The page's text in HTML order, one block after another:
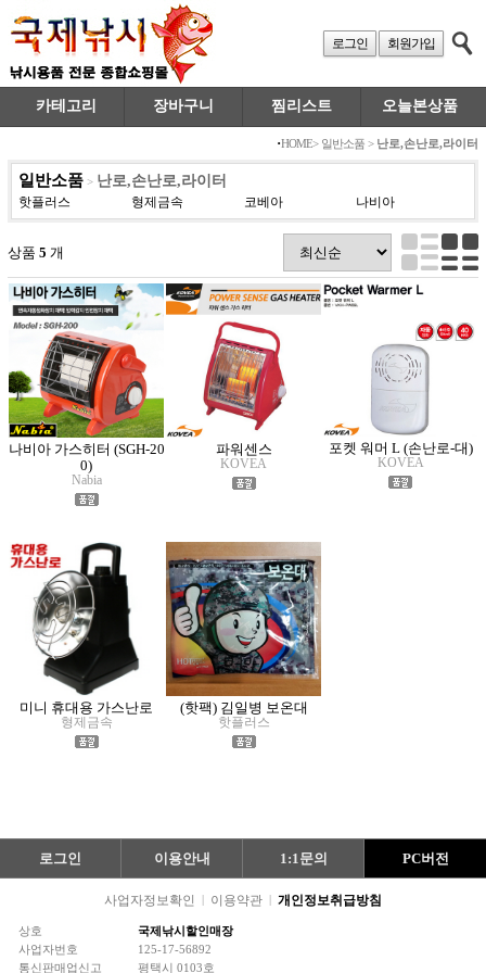
로그인 회원가입
카테고리 장바구니 찜리스트 오늘본상품
·HOME> 일반소품 > 난로,손난로,라이터
일반소품 > 난로,손난로,라이터
핫플러스 형제금속 코베아 나비아
상품 5 개
나비아 가스히터 (SGH-20
0)
Nabia
파워센스
KOVEA
포켓 워머 L (손난로-대)
KOVEA
미니 휴대용 가스난로
형제금속
(핫팩) 김일병 보온대
핫플러스
로그인 이용안내 1:1문의 PC버전
사업자정보확인 | 이용약관 | 개인정보취급방침
상호
국제낚시할인매장
사업자번호
125-17-56892
통신판매업신고
평택시 0103호